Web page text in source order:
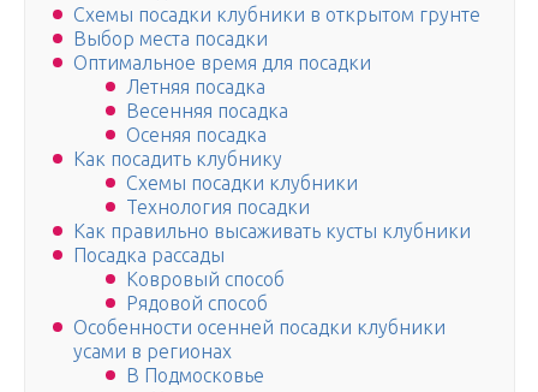
Схемы посадки клубники в открытом грунте
Выбор места посадки
Оптимальное время для посадки
Летняя посадка
Весенняя посадка
Осеняя посадка
Как посадить клубнику
Схемы посадки клубники
Технология посадки
Как правильно высаживать кусты клубники
Посадка рассады
Ковровый способ
Рядовой способ
Особенности осенней посадки клубники
усами в регионах
В Подмосковье